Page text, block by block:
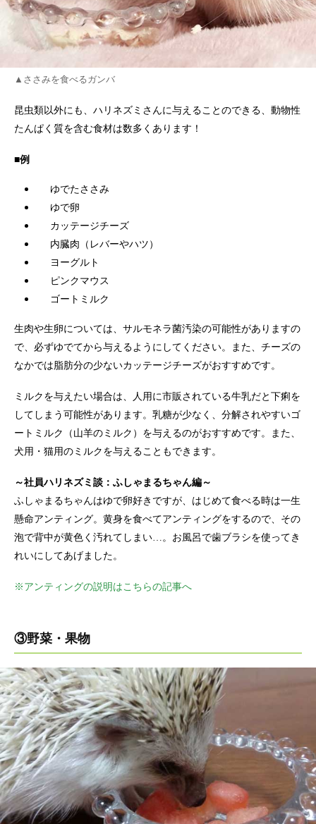
▲ささみを食べるガンバ
昆虫類以外にも、ハリネズミさんに与えることのできる、動物性
たんぱく質を含む食材は数多くあります！
■例
ゆでたささみ
ゆで卵
カッテージチーズ
内臓肉（レバーやハツ）
ヨーグルト
ピンクマウス
ゴートミルク
生肉や生卵については、サルモネラ菌汚染の可能性がありますの
で、必ずゆでてから与えるようにしてください。また、チーズの
なかでは脂肪分の少ないカッテージチーズがおすすめです。
ミルクを与えたい場合は、人用に市販されている牛乳だと下痢を
してしまう可能性があります。乳糖が少なく、分解されやすいゴ
ートミルク（山羊のミルク）を与えるのがおすすめです。また、
犬用・猫用のミルクを与えることもできます。
～社員ハリネズミ談：ふしゃまるちゃん編～
ふしゃまるちゃんはゆで卵好きですが、はじめて食べる時は一生
懸命アンティング。黄身を食べてアンティングをするので、その
泡で背中が黄色く汚れてしまい…。お風呂で歯ブラシを使ってき
れいにしてあげました。
※アンティングの説明はこちらの記事へ
③野菜・果物